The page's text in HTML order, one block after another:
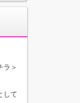
ラ＞
して